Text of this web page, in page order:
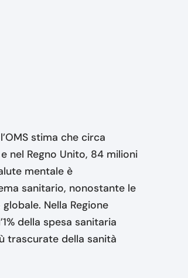
stima che circa
nel Regno Unito, 84 milioni
mentale è
sanitario, nonostante le
Nella Regione
della spesa sanitaria
trascurate della sanità